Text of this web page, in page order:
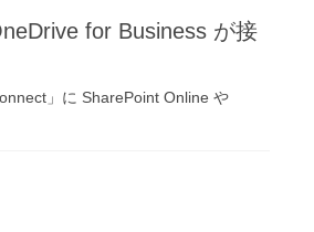
for Business が接
」に SharePoint Online や